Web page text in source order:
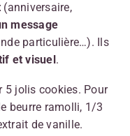
(anniversaire,
message
particulière…). Ils
et visuel .
5 jolis cookies. Pour
beurre ramolli, 1/3
de vanille.